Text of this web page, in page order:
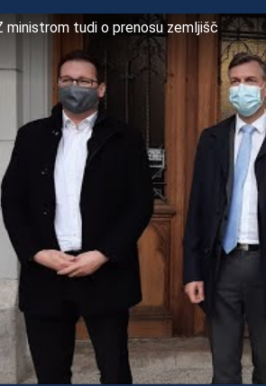
ministrom tudi o prenosu zemljišč